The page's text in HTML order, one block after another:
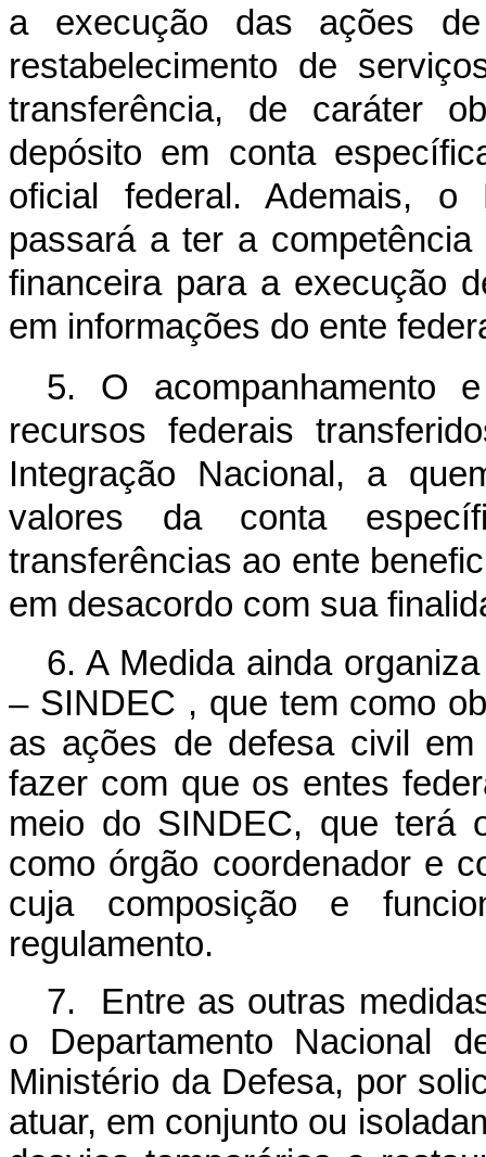
a execução das ações
restabelecimento de
transferência, de caráter
depósito em conta
oficial federal. Ademais, o
passará a ter a
financeira para a execução
em informações do ente
5. O acompanhamento
recursos federais
Integração Nacional, a
valores da conta
transferências ao ente
em desacordo com sua
6. A Medida ainda
– SINDEC , que tem como
as ações de defesa civil
fazer com que os entes
meio do SINDEC, que terá
como órgão coordenador e
cuja composição e
regulamento.
7. Entre as outras
o Departamento Nacional
Ministério da Defesa, por
atuar, em conjunto ou